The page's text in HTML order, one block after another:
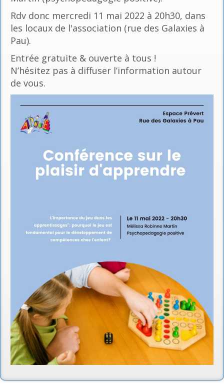
Rdv donc mercredi 11 mai 2022 à 20h30, dans
les locaux de l'association (rue des Galaxies à
Pau).
Entrée gratuite & ouverte à tous !
N’hésitez pas à diffuser l’information autour
de vous.